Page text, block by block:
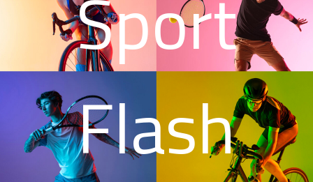
Sport
Flash